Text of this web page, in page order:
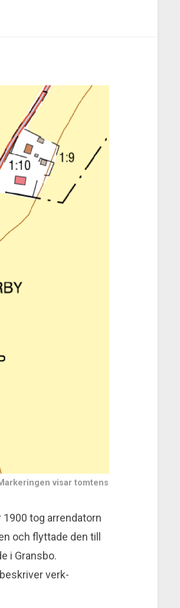
visar tomtens
tog arrendatorn
och flyttade den till
i Gransbo.
verk­